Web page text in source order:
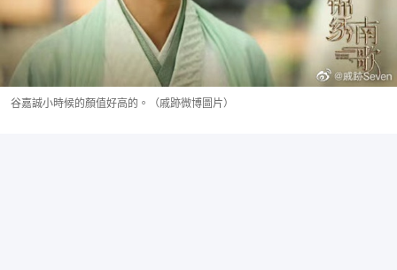
谷嘉誠小時候的顏值好高的。（戚跡微博圖片）